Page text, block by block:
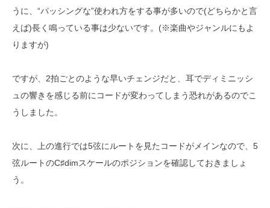
うに、“パッシングな”使われ方をする事が多いので(どちらかと言
えば)長く鳴っている事は少ないです。(※楽曲やジャンルにもよ
りますが)
ですが、2拍ごとのような早いチェンジだと、耳でディミニッシ
ュの響きを感じる前にコードが変わってしまう恐れがあるのでこ
うしました。
次に、上の進行では5弦にルートを見たコードがメインなので、5
弦ルートのC♯dimスケールのポジションを確認しておきましょ
う。